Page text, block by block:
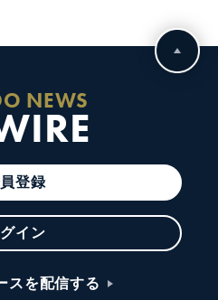
NEWS
登録
イン
スを配信する